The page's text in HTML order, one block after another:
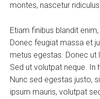
montes, nascetur
Etiam finibus blandit
Donec feugiat massa et
metus egestas. Donec ut
Sed ut volutpat neque.
Nunc sed egestas justo,
ipsum mauris, volutpat